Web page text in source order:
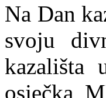
Na Dan
svoju
kazališta
osječka